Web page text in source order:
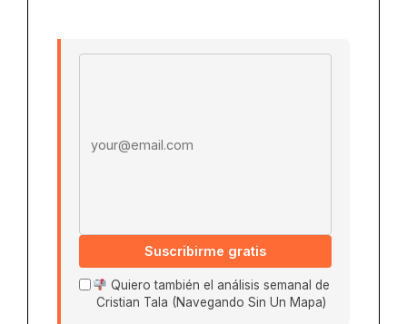
Suscribirme gratis
Quiero también el análisis semanal de
Cristian Tala (Navegando Sin Un Mapa)